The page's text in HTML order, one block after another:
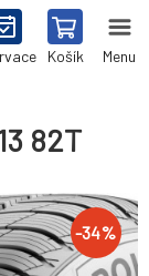
Košík Menu
82T
-34%